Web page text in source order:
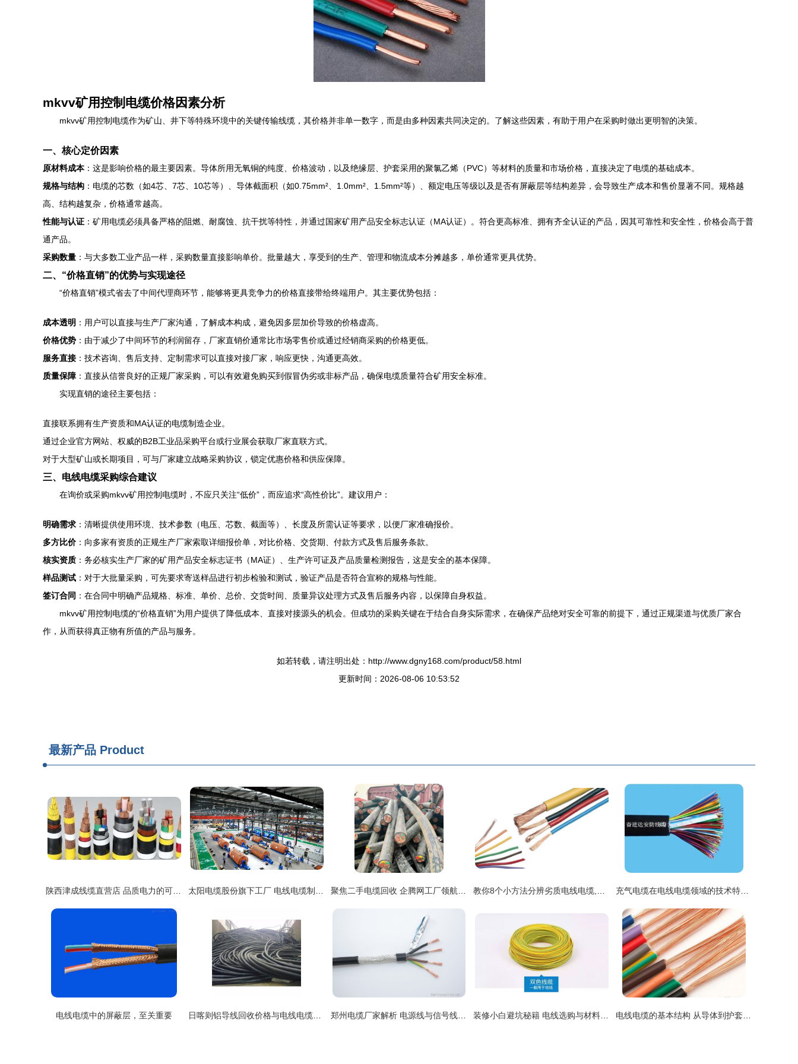
mkvv矿用控制电缆价格因素分析
mkvv矿用控制电缆作为矿山、井下等特殊环境中的关键传输线缆，其价格并非单一数字，而是由多种因素共同决定的。了解这些因素，有助于用户在采购时做出更明智的决策。
一、核心定价因素
原材料成本：这是影响价格的最主要因素。导体所用无氧铜的纯度、价格波动，以及绝缘层、护套采用的聚氯乙烯（PVC）等材料的质量和市场价格，直接决定了电缆的基础成本。
规格与结构 ：电缆的芯数（如4芯、7芯、10芯等）、导体截面积（如0.75mm²、1.0mm²、1.5mm²等）、额定电压等级以及是否有屏蔽层等结构差异，会导致生产成本和售价显著不同。规格越
高、结构越复杂，价格通常越高。
性能与认证 ：矿用电缆必须具备严格的阻燃、耐腐蚀、抗干扰等特性，并通过国家矿用产品安全标志认证（MA认证）。符合更高标准、拥有齐全认证的产品，因其可靠性和安全性，价格会高于普
通产品。
采购数量 ：与大多数工业产品一样，采购数量直接影响单价。批量越大，享受到的生产、管理和物流成本分摊越多，单价通常更具优势。
二、“价格直销”的优势与实现途径
“价格直销”模式省去了中间代理商环节，能够将更具竞争力的价格直接带给终端用户。其主要优势包括：
成本透明 ：用户可以直接与生产厂家沟通，了解成本构成，避免因多层加价导致的价格虚高。
价格优势 ：由于减少了中间环节的利润留存，厂家直销价通常比市场零售价或通过经销商采购的价格更低。
服务直接 ：技术咨询、售后支持、定制需求可以直接对接厂家，响应更快，沟通更高效。
质量保障 ：直接从信誉良好的正规厂家采购，可以有效避免购买到假冒伪劣或非标产品，确保电缆质量符合矿用安全标准。
实现直销的途径主要包括：
直接联系拥有生产资质和MA认证的电缆制造企业。
通过企业官方网站、权威的B2B工业品采购平台或行业展会获取厂家直联方式。
对于大型矿山或长期项目，可与厂家建立战略采购协议，锁定优惠价格和供应保障。
三、电线电缆采购综合建议
在询价或采购mkvv矿用控制电缆时，不应只关注“低价”，而应追求“高性价比”。建议用户：
明确需求 ：清晰提供使用环境、技术参数（电压、芯数、截面等）、长度及所需认证等要求，以便厂家准确报价。
多方比价：向多家有资质的正规生产厂家索取详细报价单，对比价格、交货期、付款方式及售后服务条款。
核实资质 ：务必核实生产厂家的矿用产品安全标志证书（MA证）、生产许可证及产品质量检测报告，这是安全的基本保障。
样品测试 ：对于大批量采购，可先要求寄送样品进行初步检验和测试，验证产品是否符合宣称的规格与性能。
签订合同 ：在合同中明确产品规格、标准、单价、总价、交货时间、质量异议处理方式及售后服务内容，以保障自身权益。
mkvv矿用控制电缆的“价格直销”为用户提供了降低成本、直接对接源头的机会。但成功的采购关键在于结合自身实际需求，在确保产品绝对安全可靠的前提下，通过正规渠道与优质厂家合
作，从而获得真正物有所值的产品与服务。
如若转载，请注明出处：http://www.dgny168.com/product/58.html
更新时间：2026-08-06 10:53:52
最新产品 Product
电线电缆中的屏蔽层，至关重要